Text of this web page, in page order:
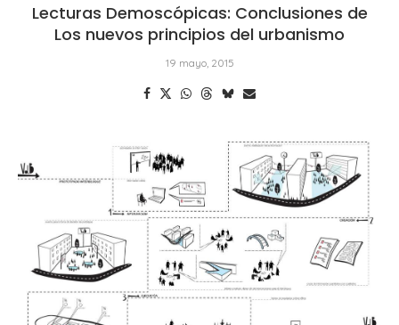
Lecturas Demoscópicas: Conclusiones de
Los nuevos principios del urbanismo
19 mayo, 2015